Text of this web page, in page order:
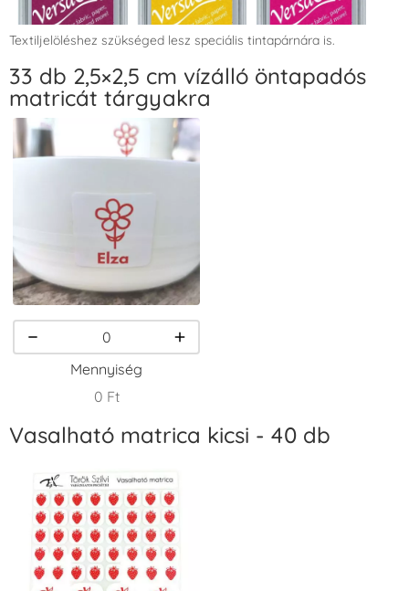
VersaCraft
Tintapárna -
Bordó
+1.380 Ft
VersaCraft
Tintapárna -
Citromsárga
+1.380 Ft
VersaCraft
Tintapárna -
VersaCraft
Tintapárna -
Csokibarna
+1.380 Ft
VersaCraft
Tintapárna -
Erdőzöld
+790 Ft
VersaCraft
Fekete
+1.380 Ft
VersaCraft
Fenyőzöld
+1.380 Ft
VersaCraft
Textiljelöléshez szükséged lesz speciális tintapárnára is.
33 db 2,5×2,5 cm vízálló öntapadós
matricát tárgyakra
Mennyiség
0 Ft
Vasalható matrica kicsi - 40 db